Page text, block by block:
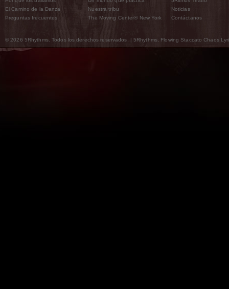
El Camino de la Danza
Preguntas frecuentes
Nuestra tribu
The Moving Center® New York
Noticias
Contáctanos
© 2026 5Rhythms. Todos los derechos reservados. | 5Rhythms, Flowing Staccato Chaos